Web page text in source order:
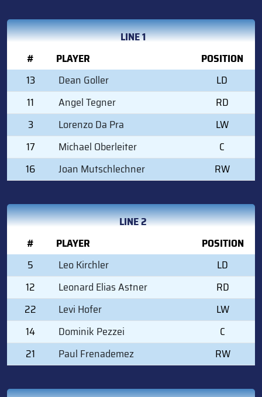
LINE 1
#
PLAYER
POSITION
13
Dean Goller
LD
11
Angel Tegner
RD
3
Lorenzo Da Pra
LW
17
Michael Oberleiter
C
16
Joan Mutschlechner RW
LINE 2
#
PLAYER
POSITION
5
Leo Kirchler
LD
12
Leonard Elias Astner
RD
22
Levi Hofer
LW
14
Dominik Pezzei
C
21
Paul Frenademez RW